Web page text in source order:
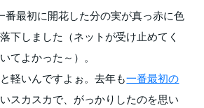
番最初に開花した分の実が真っ赤に色
下しました（ネットが受け止めてく
てよかった～）。
軽いんですよぉ。去年も一番最初の
スカスカで、がっかりしたのを思い